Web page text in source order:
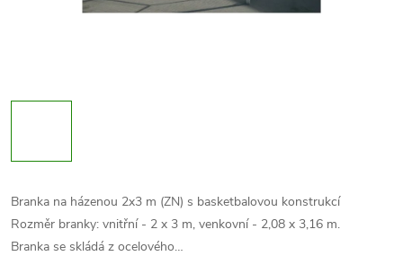
Branka na házenou 2x3 m (ZN) s basketbalovou konstrukcí
Rozměr branky: vnitřní - 2 x 3 m, venkovní - 2,08 x 3,16 m.
Branka se skládá z ocelového…